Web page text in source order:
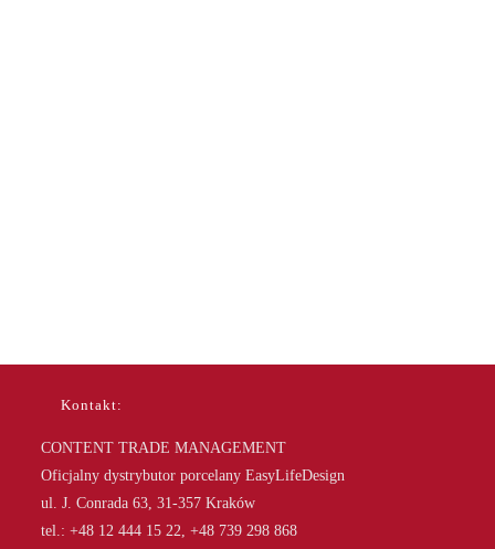
Kontakt:
CONTENT TRADE MANAGEMENT
Oficjalny dystrybutor porcelany EasyLifeDesign
ul. J. Conrada 63, 31-357 Kraków
tel.: +48 12 444 15 22, +48 739 298 868